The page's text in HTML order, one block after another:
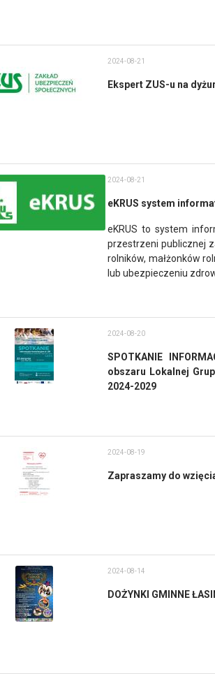
2024-08-21
Ekspert ZUS-u na
2024-08-21
eKRUS system
eKRUS to system
przestrzeni publicznej
rolników, małżonków
lub ubezpieczeniu
2024-08-20
SPOTKANIE
obszaru Lokalnej
2024-2029
2024-08-19
Zapraszamy do
2024-08-14
DOŻYNKI GMINNE